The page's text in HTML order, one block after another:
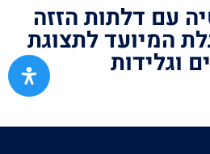
עם דלתות הזזה
המיועד לתצוגת
וגלידות